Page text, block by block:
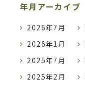
年月アーカイブ
2026年7月
2026年1月
2025年7月
2025年2月